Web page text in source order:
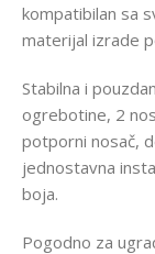
kompatibilan sa
materijal izrade
Stabilna i
ogrebotine, 2
potporni nosač,
jednostavna
boja.
Pogodno za